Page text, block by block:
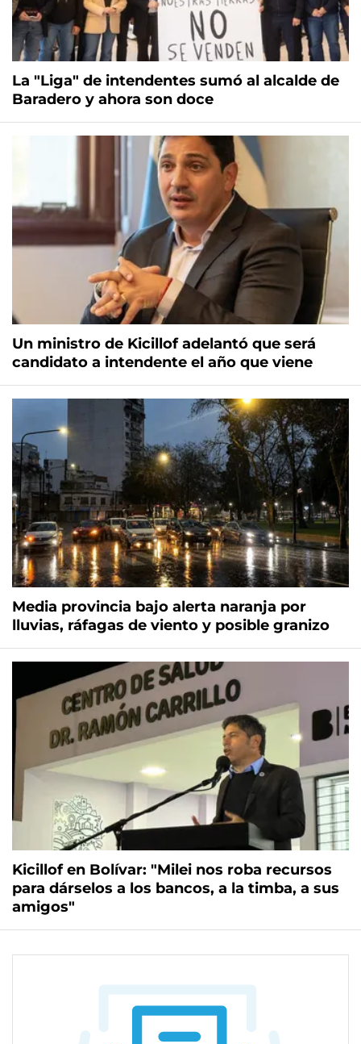
La "Liga" de intendentes sumó al alcalde de
Baradero y ahora son doce
Un ministro de Kicillof adelantó que será
candidato a intendente el año que viene
Media provincia bajo alerta naranja por
lluvias, ráfagas de viento y posible granizo
Kicillof en Bolívar: "Milei nos roba recursos
para dárselos a los bancos, a la timba, a sus
amigos"